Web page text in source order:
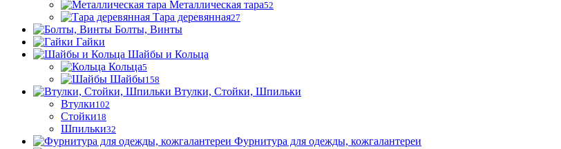
Металлическая тара52
Тара деревянная27
Болты, Винты
Гайки
Шайбы и Кольца
Кольца5
Шайбы158
Втулки, Стойки, Шпильки
Втулки102
Стойки18
Шпильки32
Фурнитура для одежды, кожгалантереи